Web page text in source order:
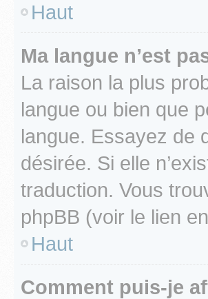
Haut
Ma langue n’est
La raison la plus
langue ou bien que
langue. Essayez de
désirée. Si elle
traduction. Vous
phpBB (voir le lien
Haut
Comment puis-je